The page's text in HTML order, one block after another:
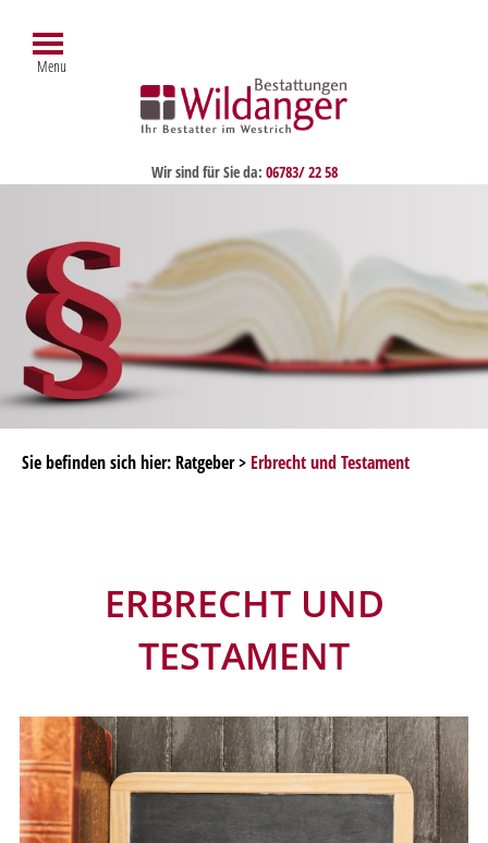
Menu
Wir sind für Sie da: 06783/ 22 58
Sie befinden sich hier: Ratgeber > Erbrecht und Testament
ERBRECHT UND
TESTAMENT